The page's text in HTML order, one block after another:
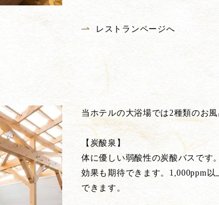
レストランページへ
当ホテルの大浴場では2種類のお
【炭酸泉】
体に優しい弱酸性の炭酸バスです
効果も期待できます。1,000ppm
できます。